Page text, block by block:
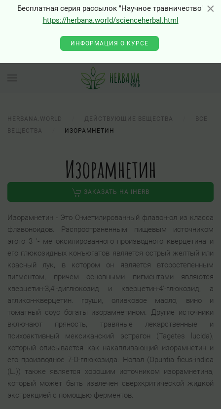
×
Бесплатная серия рассылок "Научное травничество"
https://herbana.world/scienceherbal.html
ИНФОРМАЦИЯ О КУРСЕ
HERBANA.WORLD ДЕЙСТВУЮЩИЕ ВЕЩЕСТВА
ВСЕ
ВЕЩЕСТВА
ИЗОРАМНЕТИН
Изорамнетин
ЗАКАЗАТЬ НА IHERB
Изорамнетин - Это О-метилированный флавон-ол из класса
флавоноидов. Распространенным пищевым источником
этого 3 '- метоксилированного производного кверцетина и
его глюкозидных конъюгатов является острый желтый или
красный лук, в котором он является второстепенным
пигментом, причем основными пигментами являются
кверцетин-3,4'-диглюкозид и кверцетин-4'-глюкозид, а
агликон-кверцетин. груши, оливковое масло, вино и
томатный соус богаты изорамнетином. Другие источники
включают пряность, травяные лекарственные и
психоактивный мексиканский эстрагон (Tagetes lucida),
который описывается как накапливающий изорамнетин и
его производное 7-O-глюкозида. Нопал (Opuntia ficus-indica
(L.)) также является хорошим источником изорамнетина,
который может быть извлечен сверхкритической жидкой
экстракцией с помощью ферментов.
×